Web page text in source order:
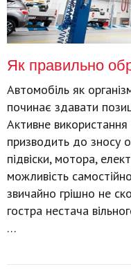
Як правильно
Автомобіль як
починає здавати
Активне
призводить до зносу
підвіски, мотора,
можливість
звичайно грішно не
гостра нестача
…